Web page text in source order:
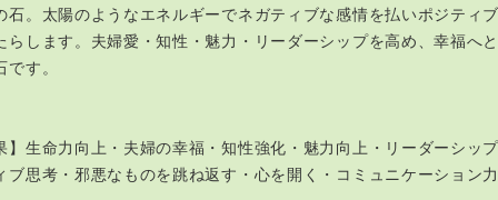
石。太陽のようなエネルギーでネガティブな感情を払いポジティ
らします。夫婦愛・知性・魅力・リーダーシップを高め、幸福へと
す。
】生命力向上・夫婦の幸福・知性強化・魅力向上・リーダーシッ
ブ思考・邪悪なものを跳ね返す・心を開く・コミュニケーション